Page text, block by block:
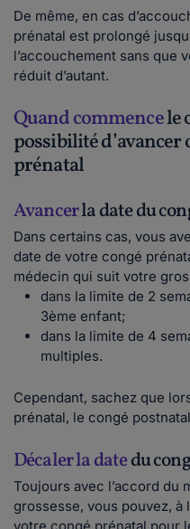
De même, en cas
prénatal est prolongé
l’accouchement sans que
réduit d’autant.
Quand commencele
possibilité d’avancer
prénatal
Avancerla date du
Dans certains cas, vous
date de votre congé
médecin qui suit votre
dans la limite de 2
3ème enfant;
dans la limite de 4
multiples.
Cependant, sachez que
prénatal, le congé
Décaler la datedu
Toujours avec l’accord du
grossesse, vous pouvez, à